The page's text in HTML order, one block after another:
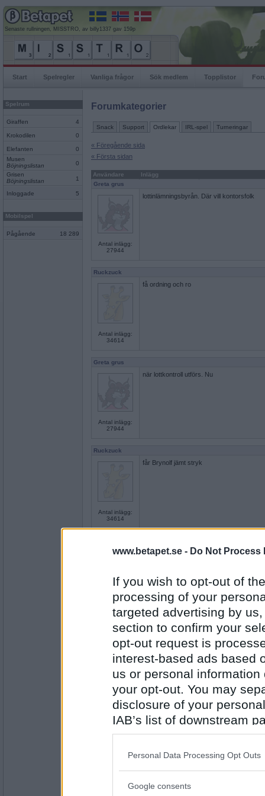
www.betapet.se - Do Not Process
If you wish to opt-out of
processing of your
targeted advertising by
section to confirm your
opt-out request is
interest-based ads based
us or personal
your opt-out. You may
disclosure of your
IAB’s list of downstream
also be disclosed by us
Downstream Participants
Please note that this
Personal Data Processing Opt Outs
Google consents
Senaste rullningen, MISSTRO, av billy1337 gav 159p
Start Spelregler Vanliga frågor Sök medlem Topplistor
Spelrum
Giraffen 4
Krokodilen 0
Elefanten
0
Musen
Böjningslistan
0
Grisen
Böjningslistan
1
Inloggade 5
Mobilspel
Pågående 18 289
Forumkategorier
Snack Support Ordlekar IRL-spel Turneringar
« Föregående sida
« Första sidan
Användare
Inlägg
Greta grus
Antal inlägg:
27944
lottinlämningsbyrån. Där vill kontorsfolk
Ruckzuck
Antal inlägg:
34614
få ordning och ro
Greta grus
Antal inlägg:
27944
när lottkontroll utförs. Nu
Ruckzuck
Antal inlägg:
34614
får Brynolf jämt stryk
Antal inlägg:
på sin stjärt när
Ruckzuck
Antal inlägg:
34614
folk får nån nitlott
Sotfinger